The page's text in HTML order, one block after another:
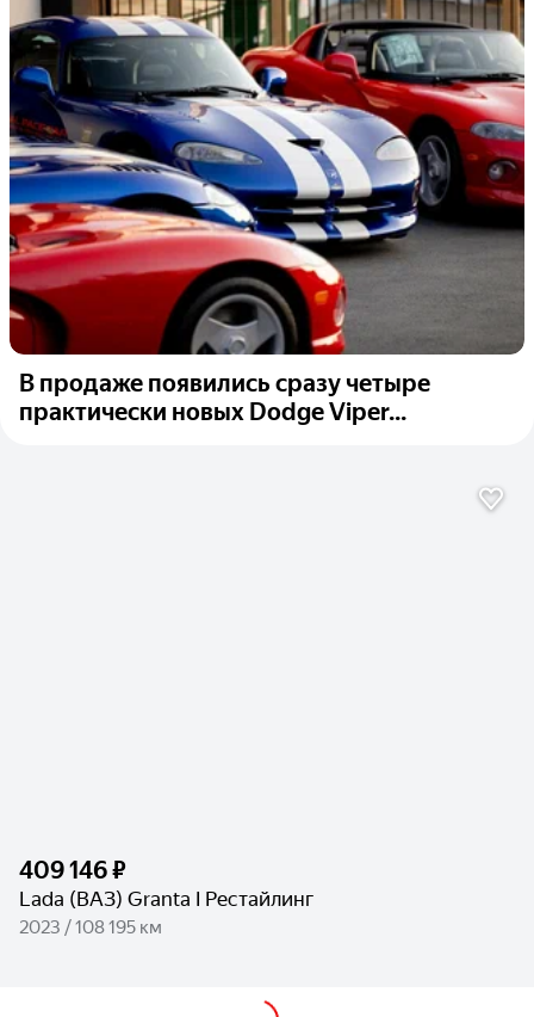
В продаже появились сразу четыре
практически новых Dodge Viper...
409 146 ₽
Lada (ВАЗ) Granta I Рестайлинг
2023 / 108 195 км